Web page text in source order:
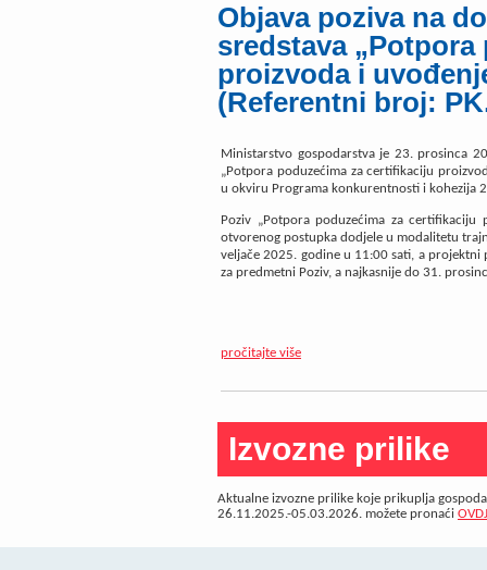
Objava poziva na
sredstava
proizvoda i
(Referentni broj:
Ministarstvo gospodarstva je 23. prosinca
„Potpora poduzećima za certifikaciju
u okviru Programa konkurentnosti i kohezija
Poziv „Potpora poduzećima za
otvorenog postupka dodjele u modalitetu
veljače 2025. godine u 11:00 sati, a projektni
za predmetni Poziv, a najkasnije do 31.
pročitajte više
Izvozne prilike
Aktualne izvozne prilike koje prikuplja
26.11.2025.-05.03.2026. možete pronaći